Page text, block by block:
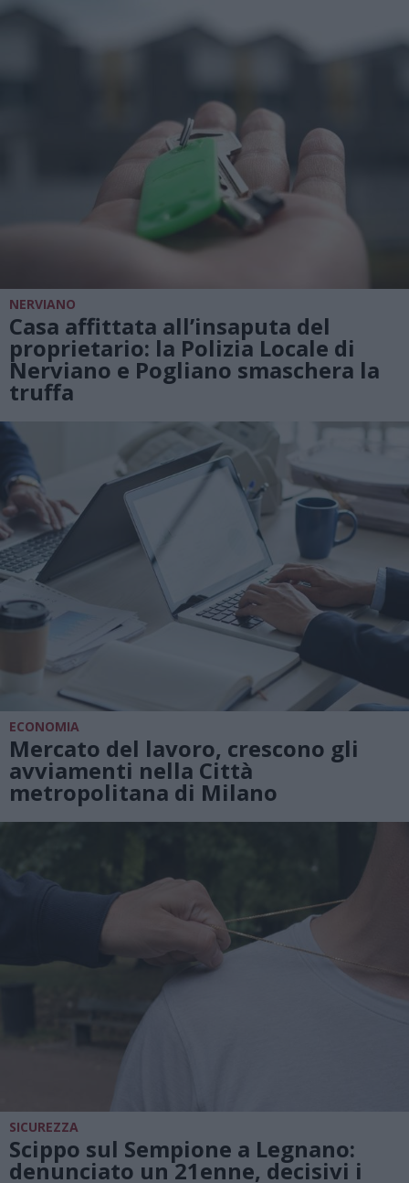
NERVIANO
Casa affittata all’insaputa del
proprietario: la Polizia Locale di
Nerviano e Pogliano smaschera la
truffa
ECONOMIA
Mercato del lavoro, crescono gli
avviamenti nella Città
metropolitana di Milano
SICUREZZA
Scippo sul Sempione a Legnano:
denunciato un 21enne, decisivi i